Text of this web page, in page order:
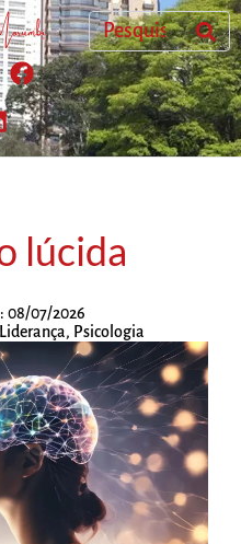
lúcida
08/07/2026
Liderança, Psicologia